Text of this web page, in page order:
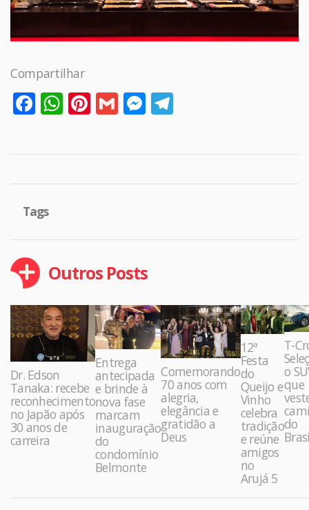
Compartilhar
Facebook
WhatsApp
Pinterest
GmailMessenger
Tags
Outros Posts
Dr. Edson
Tanaka: recebe
reconhecimento
no Japão após
30 anos de
carreira
Entrega
antecipada
e brinde à
nova fase
marcam
inauguração
do
condomínio
Belmonte
Comemorando
70 anos com
alegria,
elegância e
gratidão a
Deus
12ª
Festa
do
Queijo e
Vinho
celebra
tradição
e reúne
amigos
no
Arujá 5
T-
o
que
do